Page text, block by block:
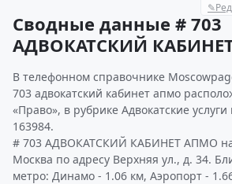
✎
Сводные данные # 703
АДВОКАТСКИЙ
В телефонном справочнике
703 адвокатский кабинет апмо
«Право», в рубрике Адвокатские
163984.
# 703 АДВОКАТСКИЙ КАБИНЕТ АПМО
Москва по адресу Верхняя ул., д. 34.
метро: Динамо - 1.06 км, Аэропорт -